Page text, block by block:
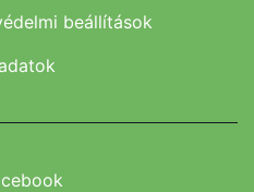
beállítások